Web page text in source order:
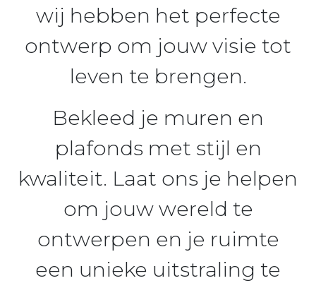
wij hebben het perfecte
ontwerp om jouw visie tot
leven te brengen.
Bekleed je muren en
plafonds met stijl en
kwaliteit. Laat ons je helpen
om jouw wereld te
ontwerpen en je ruimte
een unieke uitstraling te